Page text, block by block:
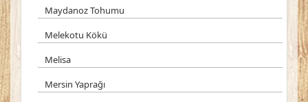
Maydanoz Tohumu
Melekotu Kökü
Melisa
Mersin Yaprağı